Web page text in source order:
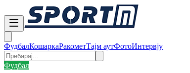
ФудбалКошаркаРакометТајм аутФотоИнтервју
Фудбал